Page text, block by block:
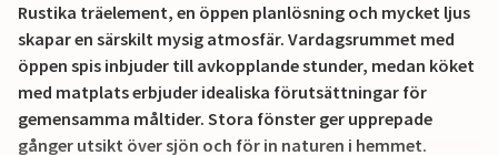
Rustika träelement, en öppen planlösning och mycket ljus
skapar en särskilt mysig atmosfär. Vardagsrummet med
öppen spis inbjuder till avkopplande stunder, medan köket
med matplats erbjuder idealiska förutsättningar för
gemensamma måltider. Stora fönster ger upprepade
gånger utsikt över sjön och för in naturen i hemmet.